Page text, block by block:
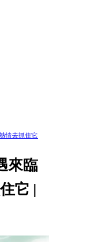
情去抓住它
來臨
它 |